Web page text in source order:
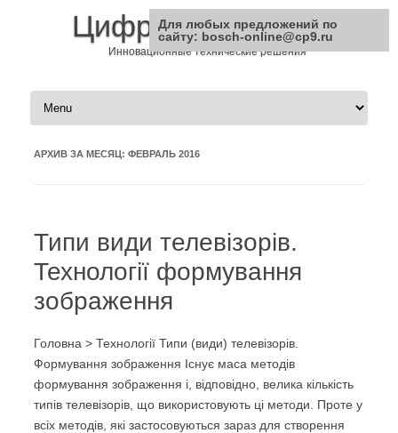
Цифровая Техника
Инновационные технические решения
Перейти к содержимому
АРХИВ ЗА МЕСЯЦ: ФЕВРАЛЬ 2016
Типи види телевізорів.
Технології формування
зображення
Головна > Технології Типи (види) телевізорів.
Формування зображення Існує маса методів
формування зображення i, відповідно, велика кількість
типів телевізорів, що використовують ці методи. Проте у
всіх методів, які застосовуються зараз для створення
Для любых предложений по
сайту: bosch-online@cp9.ru